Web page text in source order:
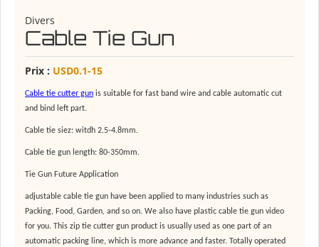
Divers
Cable Tie Gun
Prix : USD0.1-15
Cable tie cutter gun is suitable for fast band wire and cable automatic cut
and bind left part.
Cable tie siez: witdh 2.5-4.8mm.
Cable tie gun length: 80-350mm.
Tie Gun Future Application
adjustable cable tie gun have been applied to many industries such as
Packing, Food, Garden, and so on. We also have plastic cable tie gun video
for you. This zip tie cutter gun product is usually used as one part of an
automatic packing line, which is more advance and faster. Totally operated